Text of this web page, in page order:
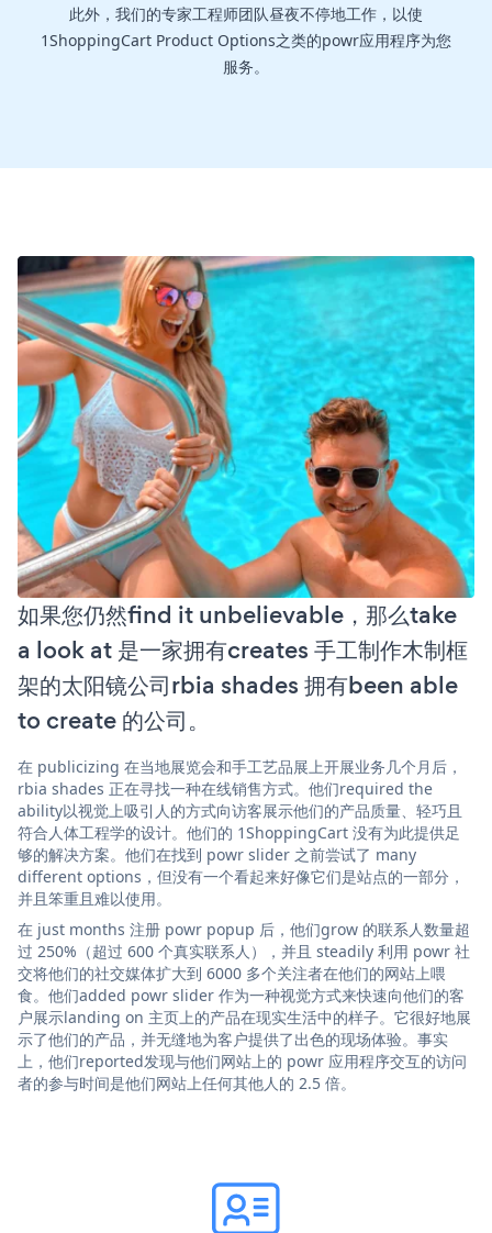
此外，我们的专家工程师团队昼夜不停地工作，以使
1ShoppingCart Product Options之类的powr应用程序为您
服务。
如果您仍然find it unbelievable，那么take
a look at 是一家拥有creates 手工制作木制框
架的太阳镜公司rbia shades 拥有been able
to create 的公司。
在 publicizing 在当地展览会和手工艺品展上开展业务几个月后，
rbia shades 正在寻找一种在线销售方式。他们required the
ability以视觉上吸引人的方式向访客展示他们的产品质量、轻巧且
符合人体工程学的设计。他们的 1ShoppingCart 没有为此提供足
够的解决方案。他们在找到 powr slider 之前尝试了 many
different options，但没有一个看起来好像它们是站点的一部分，
并且笨重且难以使用。
在 just months 注册 powr popup 后，他们grow 的联系人数量超
过 250%（超过 600 个真实联系人），并且 steadily 利用 powr 社
交将他们的社交媒体扩大到 6000 多个关注者在他们的网站上喂
食。他们added powr slider 作为一种视觉方式来快速向他们的客
户展示landing on 主页上的产品在现实生活中的样子。它很好地展
示了他们的产品，并无缝地为客户提供了出色的现场体验。事实
上，他们reported发现与他们网站上的 powr 应用程序交互的访问
者的参与时间是他们网站上任何其他人的 2.5 倍。